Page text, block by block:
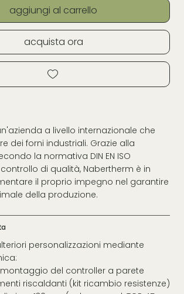
aggiungi al carrello
acquista ora
a livello internazionale che
dei forni industriali. Grazie alla
la normativa DIN EN ISO
controllo di qualità, Nabertherm è in
il proprio impegno nel garantire
della produzione.
personalizzazioni mediante
del controller a parete
riscaldanti (kit ricambio resistenze)